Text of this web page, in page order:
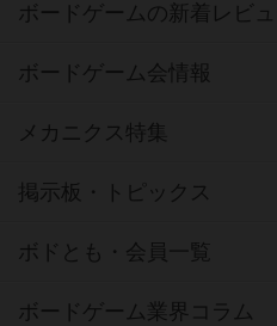
ボードゲームの新着レビ
ボードゲーム会情報
メカニクス特集
掲示板・トピックス
ボドとも・会員一覧
ボードゲーム業界コラム